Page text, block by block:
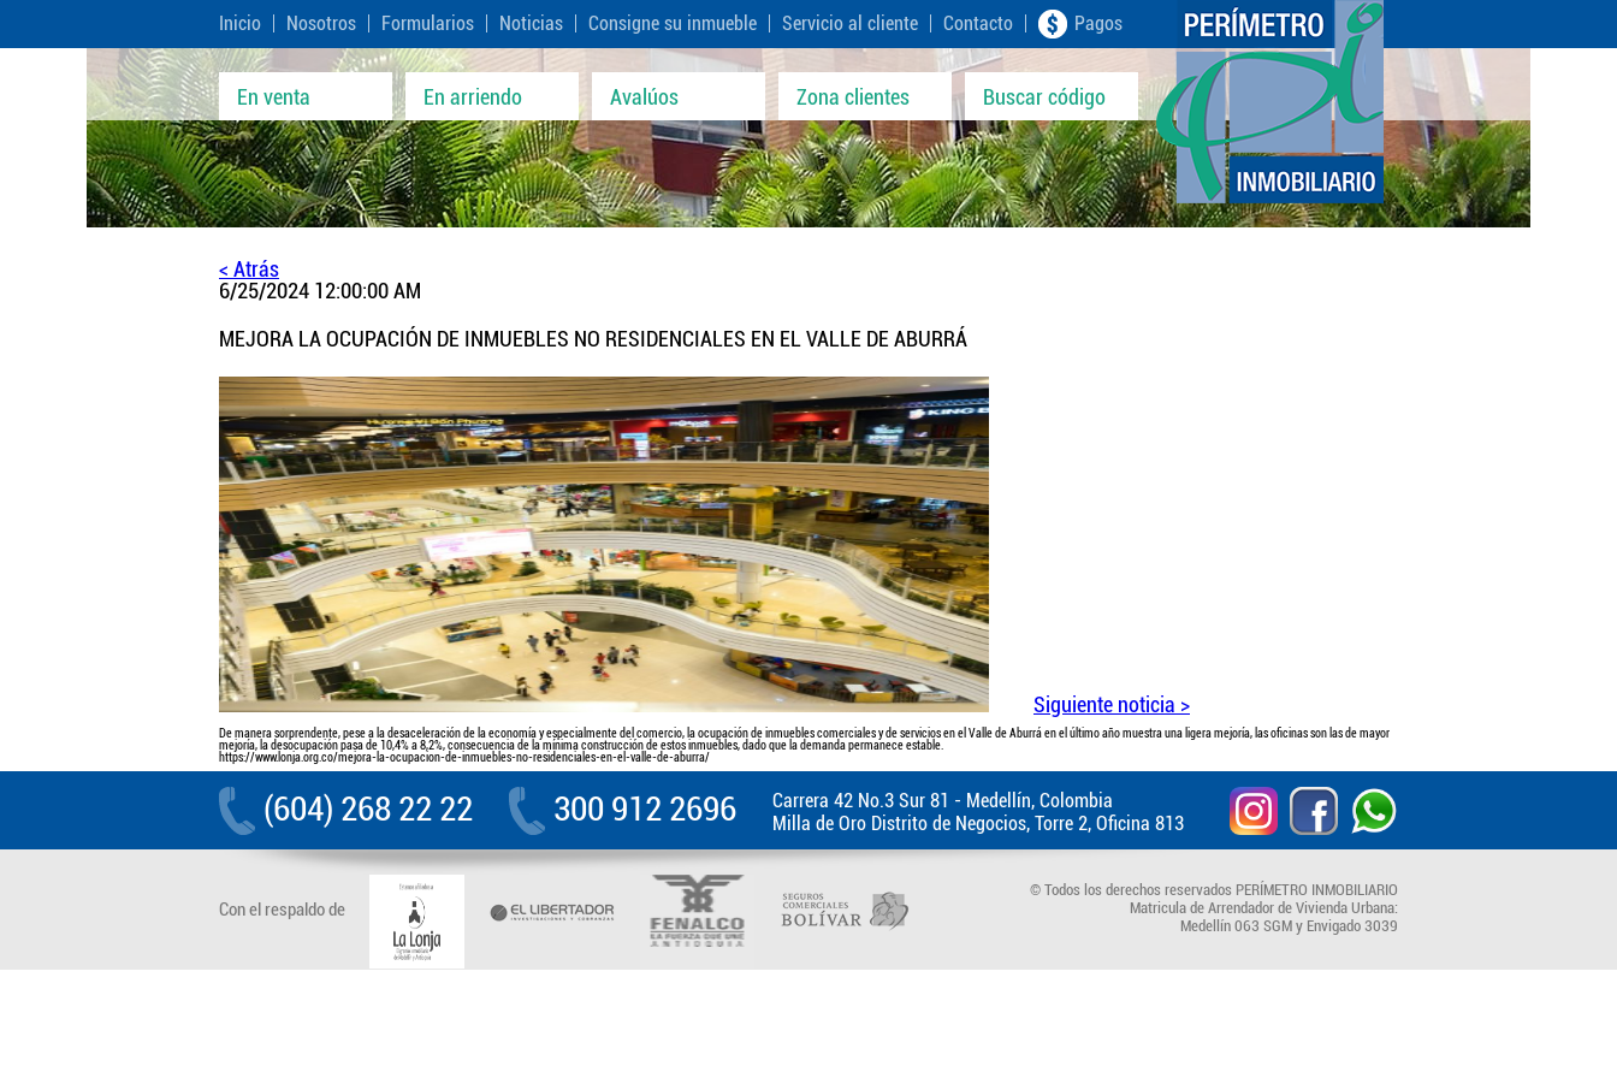
Inicio Nosotros Formularios Noticias Consigne su inmueble Servicio al cliente Contacto Pagos
En venta En arriendo Avalúos Zona clientes Buscar código
< Atrás
6/25/2024 12:00:00 AM
MEJORA LA OCUPACIÓN DE INMUEBLES NO RESIDENCIALES EN EL VALLE DE ABURRÁ
Siguiente noticia >
De manera sorprendente, pese a la desaceleración de la economía y especialmente del comercio, la ocupación de inmuebles comerciales y de servicios en el Valle de Aburrá en el último año muestra una ligera mejoría, las oficinas son las de mayor
mejoría, la desocupación pasa de 10,4% a 8,2%, consecuencia de la mínima construcción de estos inmuebles, dado que la demanda permanece estable.
https://www.lonja.org.co/mejora-la-ocupacion-de-inmuebles-no-residenciales-en-el-valle-de-aburra/
(604) 268 22 22 300 912 2696
Carrera 42 No.3 Sur 81 - Medellín, Colombia
Milla de Oro Distrito de Negocios, Torre 2, Oficina 813
Con el respaldo de
© Todos los derechos reservados PERÍMETRO INMOBILIARIO
Matricula de Arrendador de Vivienda Urbana:
Medellín 063 SGM y Envigado 3039